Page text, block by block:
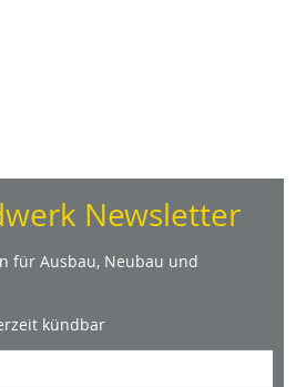
Newsletter
für Ausbau, Neubau und
kündbar